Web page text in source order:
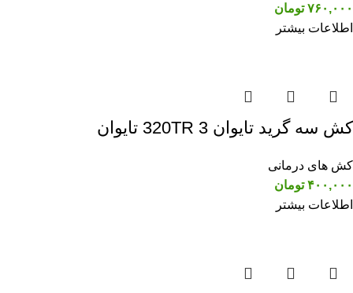
۷۶۰,۰۰۰ تومان
اطلاعات بیشتر
کش سه گرید تایوان 320TR 3 تایوان
کش های درمانی
۴۰۰,۰۰۰ تومان
اطلاعات بیشتر